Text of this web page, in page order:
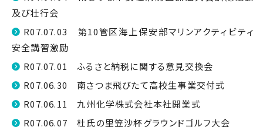
及び壮行会
R07.07.03 第10管区海上保安部マリンアクティビティ
安全講習激励
R07.07.01 ふるさと納税に関する意見交換会
R07.06.30 南さつま飛びたて高校生事業交付式
R07.06.11 九州化学株式会社本社開業式
R07.06.07 杜氏の里笠沙杯グラウンドゴルフ大会